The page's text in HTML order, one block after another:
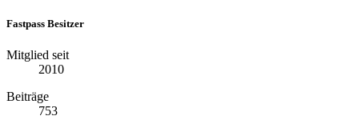
Fastpass Besitzer
Mitglied seit
2010
Beiträge
753